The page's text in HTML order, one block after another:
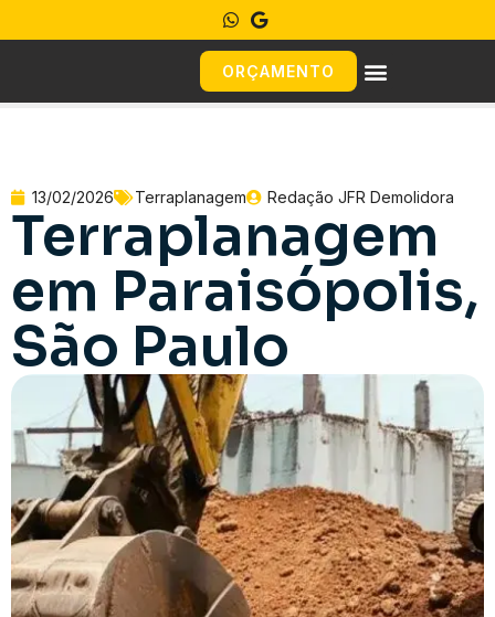
ORÇAMENTO
13/02/2026 Terraplanagem Redação JFR Demolidora
Terraplanagem
em Paraisópolis,
São Paulo